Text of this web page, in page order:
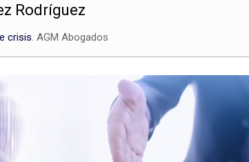
Rodríguez
crisis. AGM Abogados